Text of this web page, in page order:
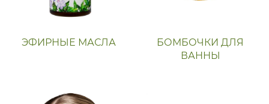
ЭФИРНЫЕ МАСЛА
БОМБОЧКИ ДЛЯ
ВАННЫ